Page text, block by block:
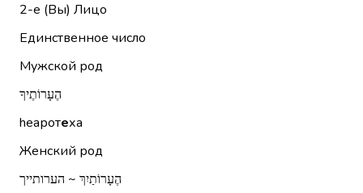
2-е (Вы) Лицо
Единственное число
Мужской род
הֶעָרוֹתֶיךָ
hеаротеха
Женский род
הֶעָרוֹתַיִךְ ~ הערותייך